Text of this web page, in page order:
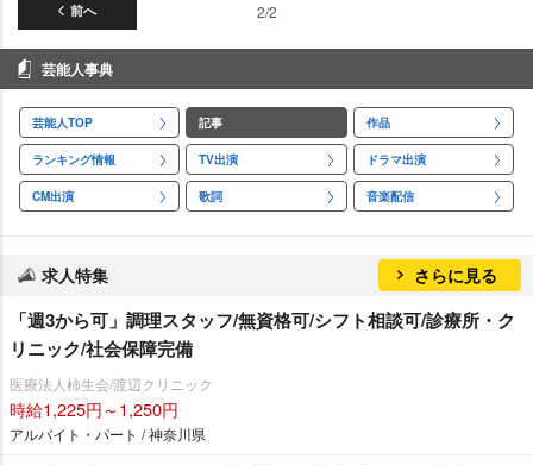
前へ 2/2
芸能人事典
芸能人TOP 記事 作品
ランキング情報 TV出演 ドラマ出演
CM出演 歌詞 音楽配信
求人特集 さらに見る
「週3から可」調理スタッフ/無資格可/シフト相談可/診療所・ク
リニック/社会保障完備
医療法人柿生会/渡辺クリニック
時給1,225円～1,250円
アルバイト・パート / 神奈川県